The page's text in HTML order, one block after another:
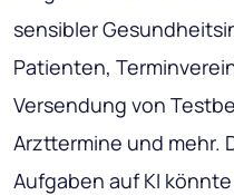
sensibler
Patienten,
Versendung von
Arzttermine und mehr.
Aufgaben auf KI